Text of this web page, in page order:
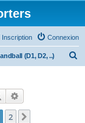
Connexion
Inscription
(D1, D2, ..)
Rechercher
2